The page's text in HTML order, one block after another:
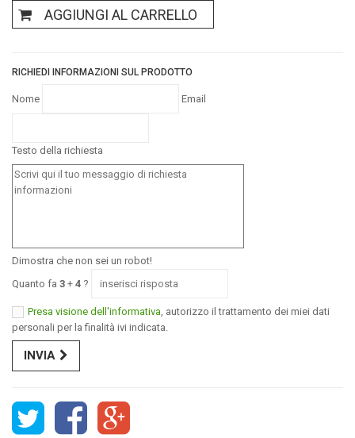
AGGIUNGI AL CARRELLO
RICHIEDI INFORMAZIONI SUL PRODOTTO
Nome Email
Testo della richiesta
Dimostra che non sei un robot!
Quanto fa 3 + 4 ?
Presa visione dell'informativa , autorizzo il trattamento dei miei dati
personali per la finalità ivi indicata.
INVIA